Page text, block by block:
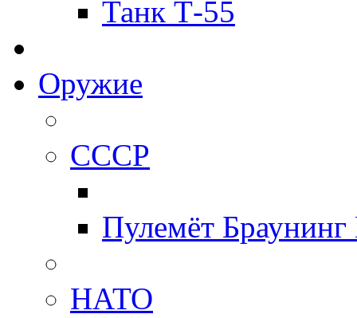
Танк Т-55
Оружие
СССР
Пулемёт
НАТО